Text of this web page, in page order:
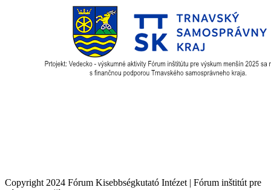
Copyright 2024 Fórum Kisebbségkutató Intézet | Fórum inštitút pre